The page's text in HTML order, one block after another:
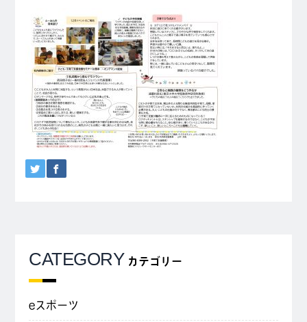
CATEGORY カテゴリー
eスポーツ